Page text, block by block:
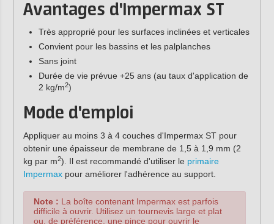
Avantages d'Impermax ST
Très approprié pour les surfaces inclinées et verticales
Convient pour les bassins et les palplanches
Sans joint
Durée de vie prévue +25 ans (au taux d'application de
2 kg/m2)
Mode d'emploi
Appliquer au moins 3 à 4 couches d'Impermax ST pour
obtenir une épaisseur de membrane de 1,5 à 1,9 mm (2
kg par m2). Il est recommandé d'utiliser le primaire
Impermaxpour améliorer l'adhérence au support.
Note : La boîte contenant Impermax est parfois
difficile à ouvrir. Utilisez un tournevis large et plat
ou, de préférence, une pince pour ouvrir le